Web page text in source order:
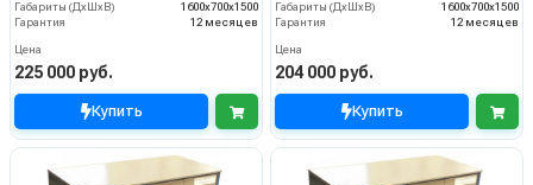
Габариты (ДхШхВ)
1600х700х1500
Гарантия
12 месяцев
Цена
225 000 руб.
Купить
Габариты (ДхШхВ)
1600х700х1500
Гарантия
12 месяцев
Цена
204 000 руб.
Купить